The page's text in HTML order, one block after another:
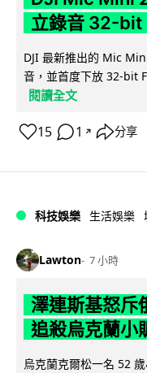
立錄音 32-bit
DJI 最新推出的 Mic
音，並首度下放 32-bit
閱讀全文
15 1 ↗ 分享
科技娛樂 生活娛樂
Lawton 7 小時
澤連斯基怒斥
追殺烏克蘭小
烏克蘭克爾松一名 52